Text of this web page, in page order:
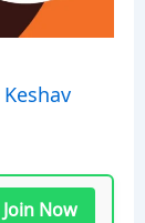
Keshav
Join Now